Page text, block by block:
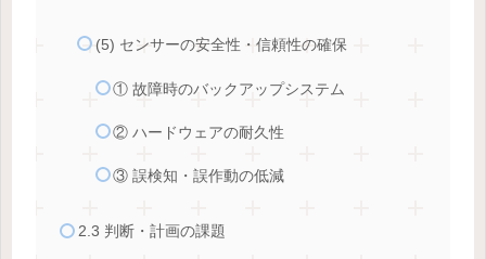
(5) センサーの安全性・信頼性の確保
① 故障時のバックアップシステム
② ハードウェアの耐久性
③ 誤検知・誤作動の低減
2.3 判断・計画の課題